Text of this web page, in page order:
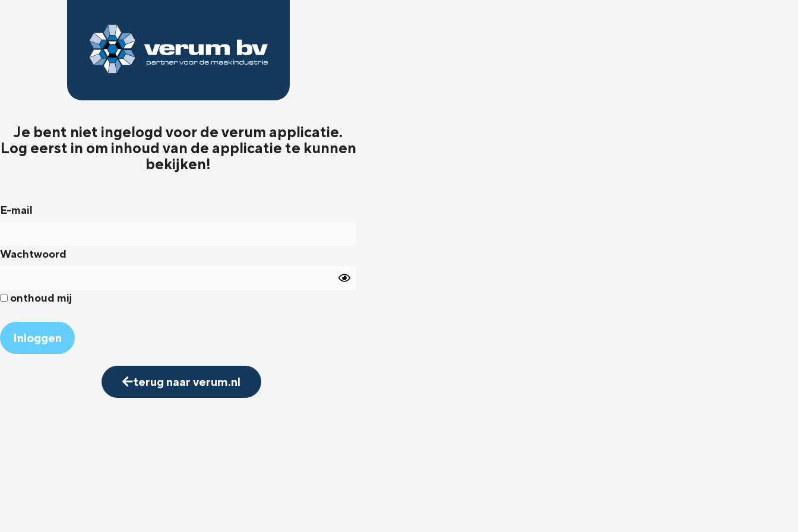
Je bent niet ingelogd voor de verum applicatie.
Log eerst in om inhoud van de applicatie te kunnen
bekijken!
E-mail
Wachtwoord
onthoud mij
terug naar verum.nl